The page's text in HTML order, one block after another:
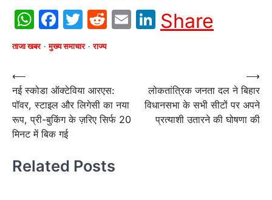
WhatsApp
Facebook
Twitter
Reddit
EmailLinkedIn
Share
ताजा खबर मुख्य समाचार राज्य
Post
navigation
⟵
नई स्कोडा ऑक्टेविया आरएस:
पॉवर, स्टाइल और लिगेसी का नया
रूप, प्री-बुकिंग के ज़रिए सिर्फ 20
मिनट में बिक गई
लोकतांत्रिक जनता दल ने बिहार
विधानसभा के सभी सीटों पर अपने
प्रत्याशी उतारने की घोषणा की
⟶
Related Posts